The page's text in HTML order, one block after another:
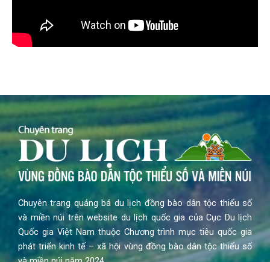
Chuyên trang quảng bá du lịch đồng bào dân tộc thiểu số
và miền núi trên website du lịch quốc gia của Cục Du lịch
Quốc gia Việt Nam thuộc Chương trình mục tiêu quốc gia
phát triển kinh tế – xã hội vùng đồng bào dân tộc thiểu số